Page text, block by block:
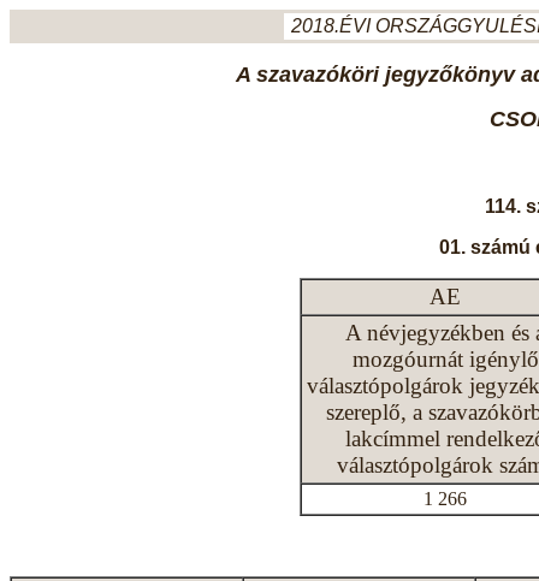
2018.ÉVI
A szavazóköri jegyzőkönyv
114.
01. számú
AE
A névjegyzékben és
mozgóurnát igénylő
választópolgárok
szereplő, a
lakcímmel
választópolgárok
1 266